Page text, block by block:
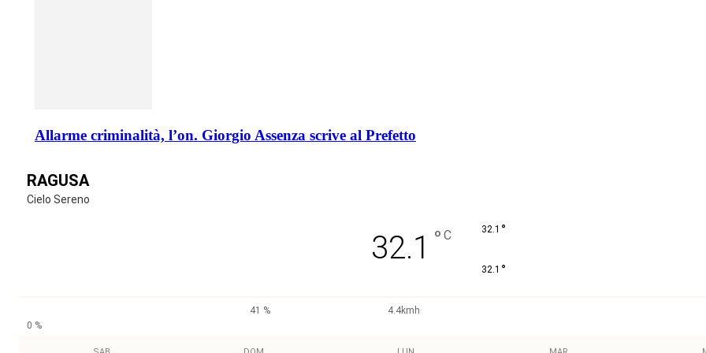
Allarme criminalità, l’on. Giorgio Assenza scrive al Prefetto
RAGUSA
Cielo Sereno
32.1 ° C 32.1 °
32.1 °
41 %
4.4kmh
0 %